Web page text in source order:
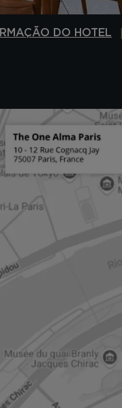
DO HOTEL